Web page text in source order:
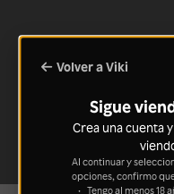
Volver a Viki
Sigue
Crea una cuenta
Al continuar y
opciones, confirmo
Tengo al menos 18